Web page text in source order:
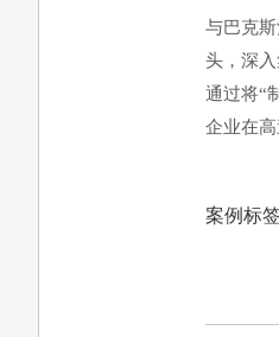
与巴克
头，深
通过将“
企业在
案例标签